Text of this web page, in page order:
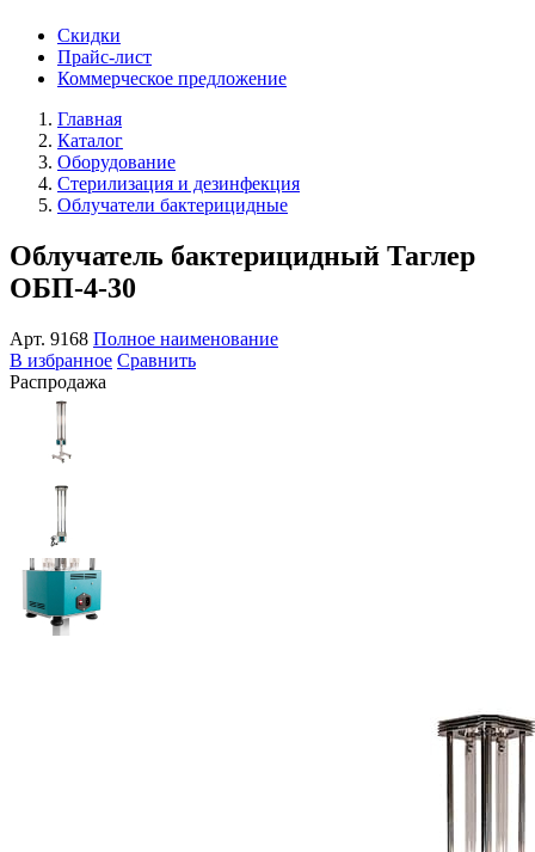
Скидки
Прайс-лист
Коммерческое предложение
Главная
Каталог
Оборудование
Стерилизация и дезинфекция
Облучатели бактерицидные
Облучатель бактерицидный Таглер
ОБП-4-30
Арт. 9168 Полное наименование
В избранное Сравнить
Распродажа